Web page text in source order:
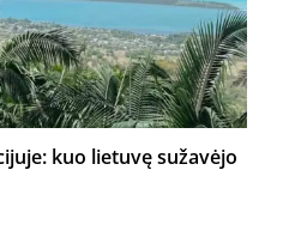
kuo lietuvę sužavėjo